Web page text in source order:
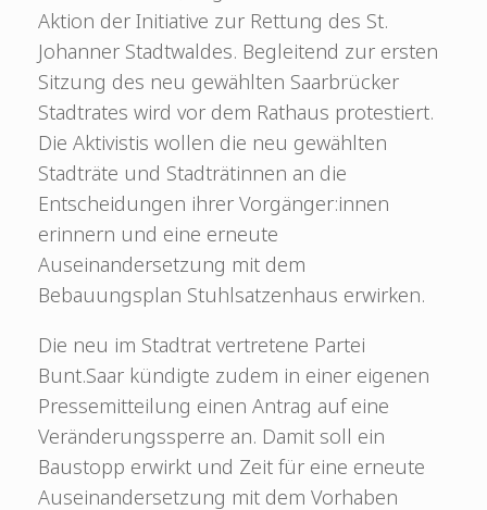
Aktion der Initiative zur Rettung des St.
Johanner Stadtwaldes. Begleitend zur ersten
Sitzung des neu gewählten Saarbrücker
Stadtrates wird vor dem Rathaus protestiert.
Die Aktivistis wollen die neu gewählten
Stadträte und Stadträtinnen an die
Entscheidungen ihrer Vorgänger:innen
erinnern und eine erneute
Auseinandersetzung mit dem
Bebauungsplan Stuhlsatzenhaus erwirken.
Die neu im Stadtrat vertretene Partei
Bunt.Saar kündigte zudem in einer eigenen
Pressemitteilung einen Antrag auf eine
Veränderungssperre an. Damit soll ein
Baustopp erwirkt und Zeit für eine erneute
Auseinandersetzung mit dem Vorhaben